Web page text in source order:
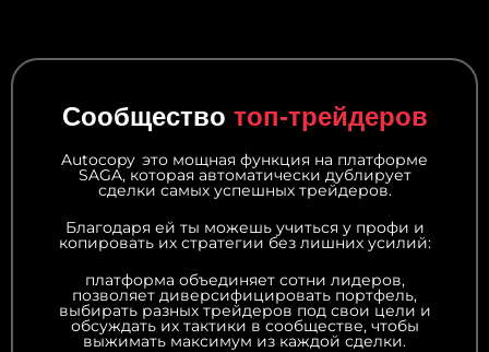
Сообщество топ‑трейдеров
Autocopy это мощная функция на платформе
SAGA, которая автоматически дублирует
сделки самых успешных трейдеров.
Благодаря ей ты можешь учиться у профи и
копировать их стратегии без лишних усилий:
платформа объединяет сотни лидеров,
позволяет диверсифицировать портфель,
выбирать разных трейдеров под свои цели и
обсуждать их тактики в сообществе, чтобы
выжимать максимум из каждой сделки.